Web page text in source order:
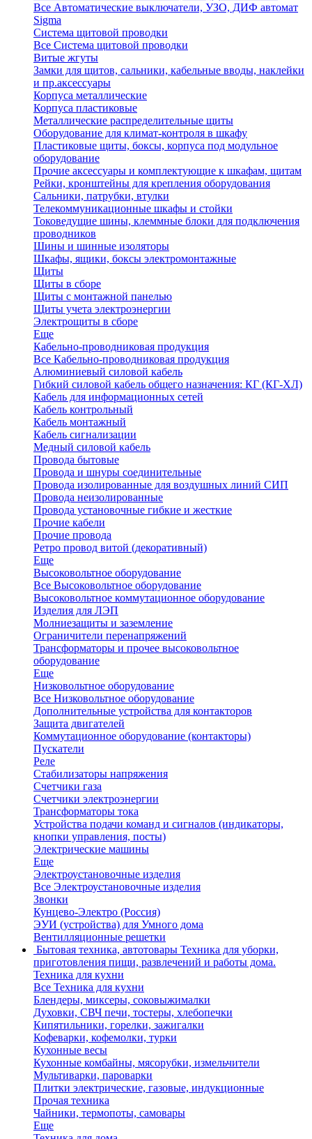
Все Автоматические выключатели, УЗО, ДИФ автомат
Sigma
Система щитовой проводки
Все Система щитовой проводки
Витые жгуты
Замки для щитов, сальники, кабельные вводы, наклейки
и пр.аксессуары
Корпуса металлические
Корпуса пластиковые
Металлические распределительные щиты
Оборудование для климат-контроля в шкафу
Пластиковые щиты, боксы, корпуса под модульное
оборудование
Прочие аксессуары и комплектующие к шкафам, щитам
Рейки, кронштейны для крепления оборудования
Сальники, патрубки, втулки
Телекоммуникационные шкафы и стойки
Токоведущие шины, клеммные блоки для подключения
проводников
Шины и шинные изоляторы
Шкафы, ящики, боксы электромонтажные
Щиты
Щиты в сборе
Щиты с монтажной панелью
Щиты учета электроэнергии
Электрощиты в сборе
Еще
Кабельно-проводниковая продукция
Все Кабельно-проводниковая продукция
Алюминиевый силовой кабель
Гибкий силовой кабель общего назначения: КГ (КГ-ХЛ)
Кабель для информационных сетей
Кабель контрольный
Кабель монтажный
Кабель сигнализации
Медный силовой кабель
Провода бытовые
Провода и шнуры соединительные
Провода изолированные для воздушных линий СИП
Провода неизолированные
Провода установочные гибкие и жесткие
Прочие кабели
Прочие провода
Ретро провод витой (декоративный)
Еще
Высоковольтное оборудование
Все Высоковольтное оборудование
Высоковольтное коммутационное оборудование
Изделия для ЛЭП
Молниезащиты и заземление
Ограничители перенапряжений
Трансформаторы и прочее высоковольтное
оборудование
Еще
Низковольтное оборудование
Все Низковольтное оборудование
Дополнительные устройства для контакторов
Защита двигателей
Коммутационное оборудование (контакторы)
Пускатели
Реле
Стабилизаторы напряжения
Счетчики газа
Счетчики электроэнергии
Трансформаторы тока
Устройства подачи команд и сигналов (индикаторы,
кнопки управления, посты)
Электрические машины
Еще
Электроустановочные изделия
Все Электроустановочные изделия
Звонки
Кунцево-Электро (Россия)
ЭУИ (устройства) для Умного дома
Вентилляционные решетки
Бытовая техника, автотовары Техника для уборки,
приготовления пищи, развлечений и работы дома.
Техника для кухни
Все Техника для кухни
Блендеры, миксеры, соковыжималки
Духовки, СВЧ печи, тостеры, хлебопечки
Кипятильники, горелки, зажигалки
Кофеварки, кофемолки, турки
Кухонные весы
Кухонные комбайны, мясорубки, измельчители
Мультиварки, пароварки
Плитки электрические, газовые, индукционные
Прочая техника
Чайники, термопоты, самовары
Еще